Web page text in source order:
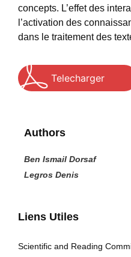
Liens Utiles
Scientific and Reading
concepts. L’effet des
l’activation des
dans le traitement des
Telecharger
Authors
Ben Ismail Dorsaf
Legros Denis